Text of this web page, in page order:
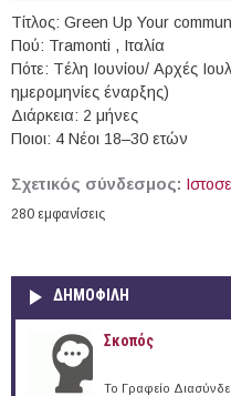
Τίτλος: Green Up Your
Πού: Tramonti , Ιταλία
Πότε: Tέλη Ιουνίου/ Αρχές
ημερομηνίες έναρξης)
Διάρκεια: 2 μήνες
Ποιοι: 4 Νέοι 18–30 ετών
Σχετικός σύνδεσμος:
280 εμφανίσεις
ΔΗΜΟΦΙΛΗ
Σκοπός
Το Γραφείο